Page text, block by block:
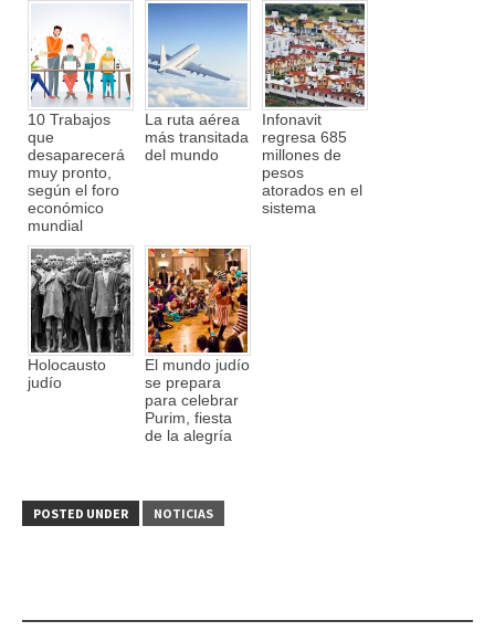
10 Trabajos
que
desaparecerá
muy pronto,
según el foro
económico
mundial
La ruta aérea
más transitada
del mundo
Infonavit
regresa 685
millones de
pesos
atorados en el
sistema
Holocausto
judío
El mundo judío
se prepara
para celebrar
Purim, fiesta
de la alegría
POSTED UNDER NOTICIAS